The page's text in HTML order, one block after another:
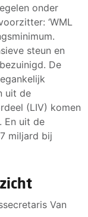
onder
‘WML
steun en
De
uit de
(LIV) komen
En uit de
miljard bij
Van